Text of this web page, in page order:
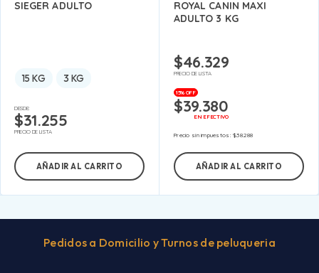
SIEGER ADULTO
15 KG 3 KG
DESDE:
$31.255
PRECIO DE LISTA
AÑADIR AL CARRITO
ROYAL CANIN MAXI
ADULTO 3 KG
$46.329
PRECIO DE LISTA
15% OFF
$39.380
EN EFECTIVO
Precio sin impuestos:$38.288
AÑADIR AL CARRITO
Pedidos a Domicilio y Turnos de peluqueria